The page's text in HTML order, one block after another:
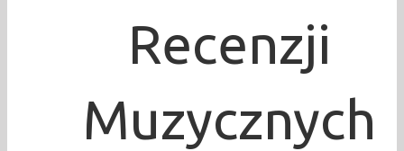
Recenzji
Muzycznych